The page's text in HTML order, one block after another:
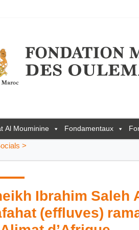
Al Mouminine Fondamentaux
>
Ibrahim Saleh
(effluves)